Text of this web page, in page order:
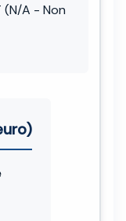
A - Non